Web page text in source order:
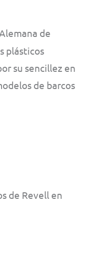
de
plásticos
su sencillez en
de barcos
de Revell en